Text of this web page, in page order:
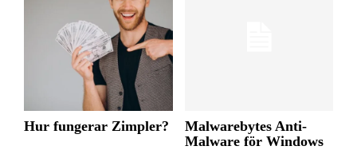
Hur fungerar Zimpler?
Malwarebytes Anti-
Malware för Windows